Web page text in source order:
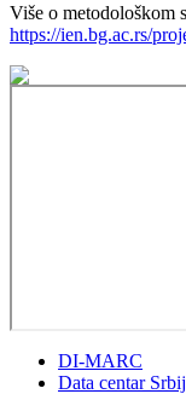
Više o metodološkom
https://ien.bg.ac.rs/
DI-MARC
Data centar